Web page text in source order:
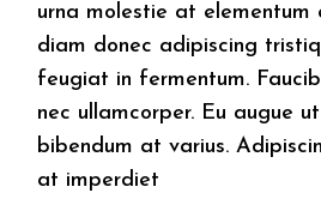
urna molestie at elementum
diam donec adipiscing
feugiat in fermentum.
nec ullamcorper. Eu augue
bibendum at varius.
at imperdiet